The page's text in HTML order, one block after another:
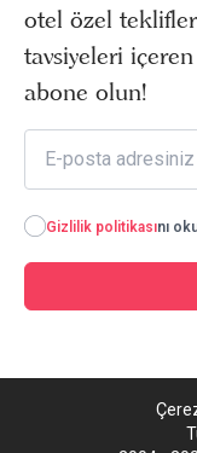
otel özel
tavsiyeleri
abone olun!
Gizlilik politikasını